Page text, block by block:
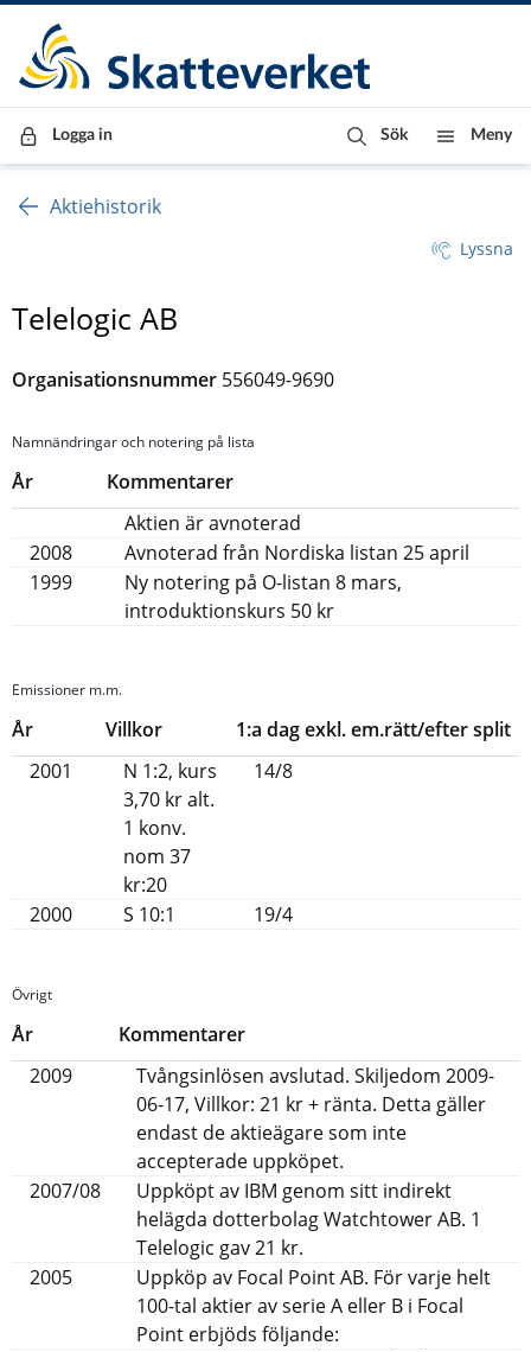
Till innehåll
Till navigationen
Till chattrobot
Logga in Sök Meny
Aktiehistorik
Lyssna
Telelogic AB
Organisationsnummer 556049-9690
Namnändringar och notering på lista
År
Kommentarer
Aktien är avnoterad
2008
Avnoterad från Nordiska listan 25 april
1999
Ny notering på O-listan 8 mars,
introduktionskurs 50 kr
Emissioner m.m.
År Villkor
1:a dag exkl. em.rätt/efter split
2001
N 1:2, kurs
3,70 kr alt.
1 konv.
nom 37
kr:20
14/8
2000 S 10:1 19/4
Övrigt
År
Kommentarer
2009
Tvångsinlösen avslutad. Skiljedom 2009-
06-17, Villkor: 21 kr + ränta. Detta gäller
endast de aktieägare som inte
accepterade uppköpet.
2007/08
Uppköpt av IBM genom sitt indirekt
helägda dotterbolag Watchtower AB. 1
Telelogic gav 21 kr.
2005
Uppköp av Focal Point AB. För varje helt
100-tal aktier av serie A eller B i Focal
Point erbjöds följande: